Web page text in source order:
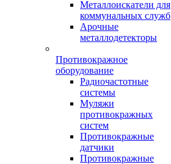
Металлоискатели для
коммунальных служб
Арочные
металлодетекторы
Противокражное
оборудование
Радиочастотные
системы
Муляжи
противокражных
систем
Противокражные
датчики
Противокражные